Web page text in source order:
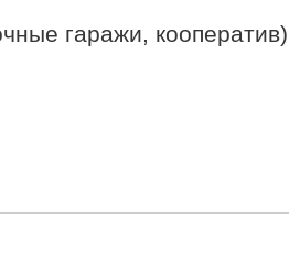
гаражи, кооператив)